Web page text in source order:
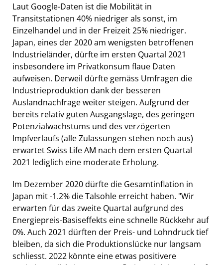
Laut Google-Daten ist die Mobilität in
Transitstationen 40% niedriger als sonst, im
Einzelhandel und in der Freizeit 25% niedriger.
Japan, eines der 2020 am wenigsten betroffenen
Industrieländer, dürfte im ersten Quartal 2021
insbesondere im Privatkonsum flaue Daten
aufweisen. Derweil dürfte gemäss Umfragen die
Industrieproduktion dank der besseren
Auslandnachfrage weiter steigen. Aufgrund der
bereits relativ guten Ausgangslage, des geringen
Potenzialwachstums und des verzögerten
Impfverlaufs (alle Zulassungen stehen noch aus)
erwartet Swiss Life AM nach dem ersten Quartal
2021 lediglich eine moderate Erholung.
Im Dezember 2020 dürfte die Gesamtinflation in
Japan mit -1.2% die Talsohle erreicht haben. "Wir
erwarten für das zweite Quartal aufgrund des
Energiepreis-Basiseffekts eine schnelle Rückkehr auf
0%. Auch 2021 dürften der Preis- und Lohndruck tief
bleiben, da sich die Produktionslücke nur langsam
schliesst. 2022 könnte eine etwas positivere